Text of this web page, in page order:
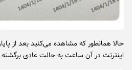
حالا همانطور که مشاهده می‌کنید بعد از
اینترنت در آن ساعت به حالت عادی